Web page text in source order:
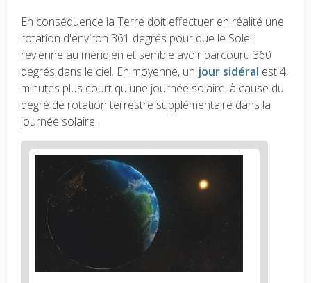
En conséquence la Terre doit effectuer en réalité une
rotation d'environ 361 degrés pour que le Soleil
revienne au méridien et semble avoir parcouru 360
degrés dans le ciel. En moyenne, un jour sidéral est 4
minutes plus court qu'une journée solaire, à cause du
degré de rotation terrestre supplémentaire dans la
journée solaire.